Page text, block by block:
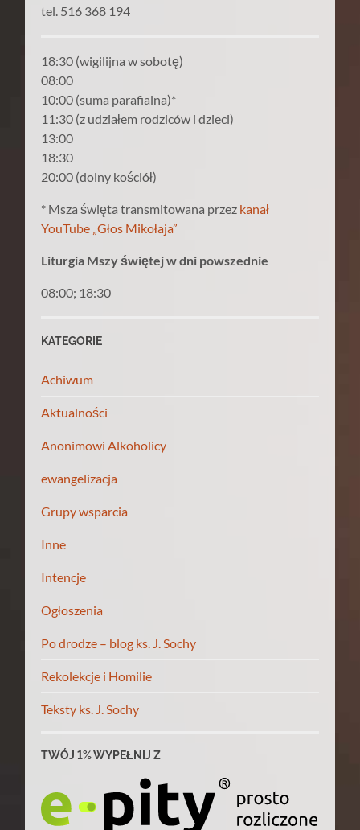
tel. 516 368 194
18:30 (wigilijna w sobotę)
08:00
10:00 (suma parafialna)*
11:30 (z udziałem rodziców i dzieci)
13:00
18:30
20:00 (dolny kościół)
* Msza święta transmitowana przez kanał
YouTube „Głos Mikołaja”
Liturgia Mszy świętej w dni powszednie
08:00; 18:30
KATEGORIE
Achiwum
Aktualności
Anonimowi Alkoholicy
ewangelizacja
Grupy wsparcia
Inne
Intencje
Ogłoszenia
Po drodze – blog ks. J. Sochy
Rekolekcje i Homilie
Teksty ks. J. Sochy
TWÓJ 1% WYPEŁNIJ Z